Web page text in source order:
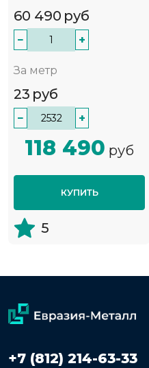
60 490 руб
− +
За метр
23 руб
− +
118 490 руб
КУПИТЬ
5
+7 (812) 214-63-33